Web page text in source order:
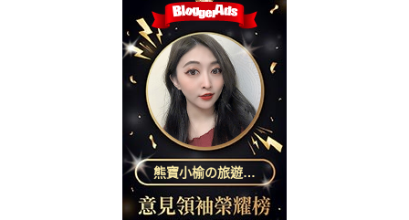
熊寶小榆の旅遊日
記